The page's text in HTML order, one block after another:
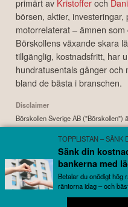
primärt av Kristofferoch
börsen, aktier,
motorrelaterat – ämnen
Börskollens växande skara
tillgänglig, kostnadsfritt, har
hundratusentals gånger
bland de bästa i branschen.
Disclaimer
Börskollen Sverige AB ("Börskollen")
finansinspektionens tillsyn och ger
investeringsbeslut baserade på
från Börskollen eller personer med
självständigt av investeraren.
förlust eller skada av vad slag det
material härrörande från tjänsten
TOPPLISTAN – SÄNK
Sänk din
bankerna med
Betalar du onödigt hög
räntorna idag – och